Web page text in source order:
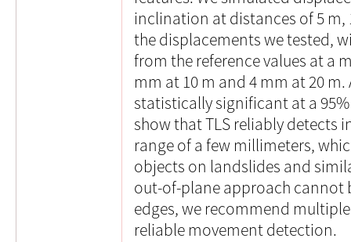
inclination at distances of 5 m,
the displacements we tested,
from the reference values at a
mm at 10 m and 4 mm at 20
statistically significant at a
show that TLS reliably detects
range of a few millimeters,
objects on landslides and
out-of-plane approach cannot
edges, we recommend
reliable movement detection.